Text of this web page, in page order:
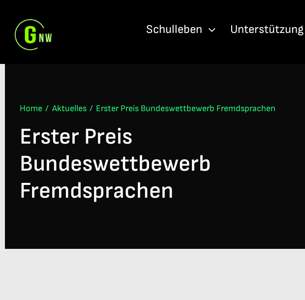
content
Schulleben Unterstützung
Home Aktuelles Erster Preis Bundeswettbewerb Fremdsprachen
Erster Preis
Bundeswettbewerb
Fremdsprachen